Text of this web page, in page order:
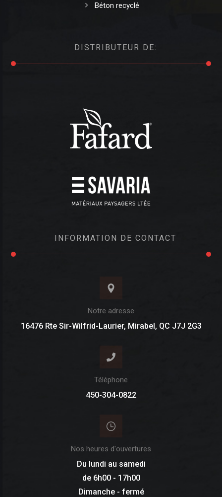
Béton recyclé
DISTRIBUTEUR DE:
INFORMATION DE CONTACT
Notre adresse
16476 Rte Sir-Wilfrid-Laurier, Mirabel, QC J7J 2G3
Téléphone
450-304-0822
Nos heures d'ouvertures
Du lundi au samedi
de 6h00 - 17h00
Dimanche - fermé